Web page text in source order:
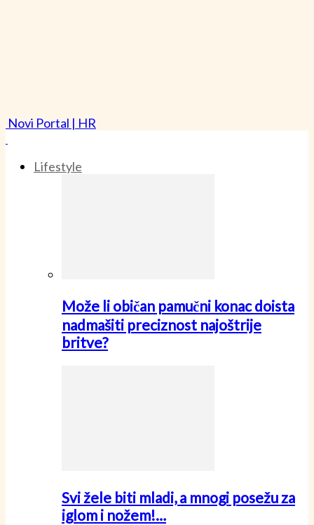
Novi Portal | HR
Lifestyle
Može li običan pamučni konac doista
nadmašiti preciznost najoštrije
britve?
Svi žele biti mladi, a mnogi posežu za
iglom i nožem!…